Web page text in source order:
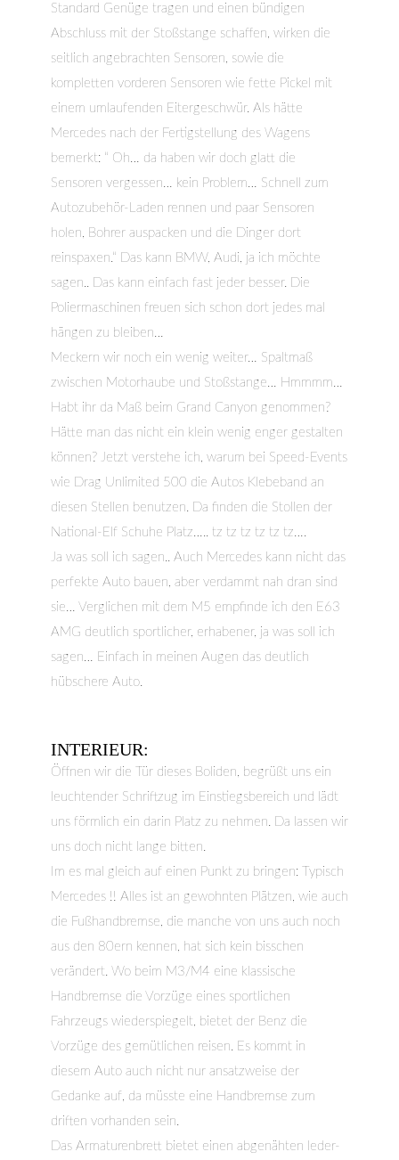
Standard Genüge tragen und einen bündigen
Abschluss mit der Stoßstange schaffen, wirken die
seitlich angebrachten Sensoren, sowie die
kompletten vorderen Sensoren wie fette Pickel mit
einem umlaufenden Eitergeschwür. Als hätte
Mercedes nach der Fertigstellung des Wagens
bemerkt: “ Oh… da haben wir doch glatt die
Sensoren vergessen… kein Problem… Schnell zum
Autozubehör-Laden rennen und paar Sensoren
holen, Bohrer auspacken und die Dinger dort
reinspaxen.“ Das kann BMW, Audi, ja ich möchte
sagen.. Das kann einfach fast jeder besser. Die
Poliermaschinen freuen sich schon dort jedes mal
hängen zu bleiben…
Meckern wir noch ein wenig weiter… Spaltmaß
zwischen Motorhaube und Stoßstange… Hmmmm…
Habt ihr da Maß beim Grand Canyon genommen?
Hätte man das nicht ein klein wenig enger gestalten
können? Jetzt verstehe ich, warum bei Speed-Events
wie Drag Unlimited 500 die Autos Klebeband an
diesen Stellen benutzen. Da finden die Stollen der
National-Elf Schuhe Platz….. tz tz tz tz tz tz….
Ja was soll ich sagen.. Auch Mercedes kann nicht das
perfekte Auto bauen, aber verdammt nah dran sind
sie… Verglichen mit dem M5 empfinde ich den E63
AMG deutlich sportlicher, erhabener, ja was soll ich
sagen… Einfach in meinen Augen das deutlich
hübschere Auto.
INTERIEUR:
Öffnen wir die Tür dieses Boliden, begrüßt uns ein
leuchtender Schriftzug im Einstiegsbereich und lädt
uns förmlich ein darin Platz zu nehmen. Da lassen wir
uns doch nicht lange bitten.
Im es mal gleich auf einen Punkt zu bringen: Typisch
Mercedes !! Alles ist an gewohnten Plätzen, wie auch
die Fußhandbremse, die manche von uns auch noch
aus den 80ern kennen, hat sich kein bisschen
verändert. Wo beim M3/M4 eine klassische
Handbremse die Vorzüge eines sportlichen
Fahrzeugs wiederspiegelt, bietet der Benz die
Vorzüge des gemütlichen reisen. Es kommt in
diesem Auto auch nicht nur ansatzweise der
Gedanke auf, da müsste eine Handbremse zum
driften vorhanden sein.
Das Armaturenbrett bietet einen abgenähten leder-